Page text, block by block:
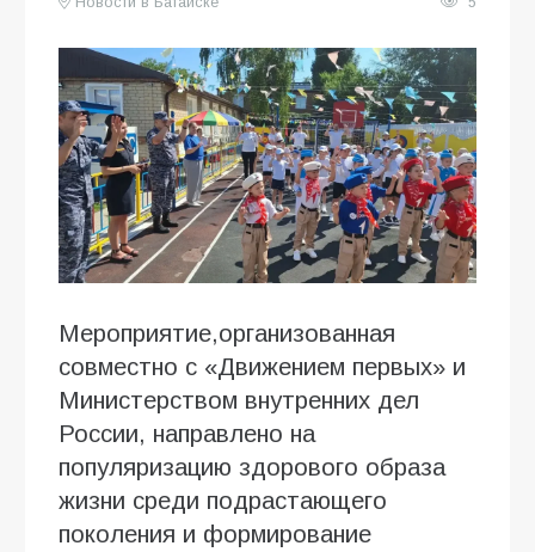
Мероприятие,организованная
совместно с «Движением первых» и
Министерством внутренних дел
России, направлено на
популяризацию здорового образа
жизни среди подрастающего
поколения и формирование